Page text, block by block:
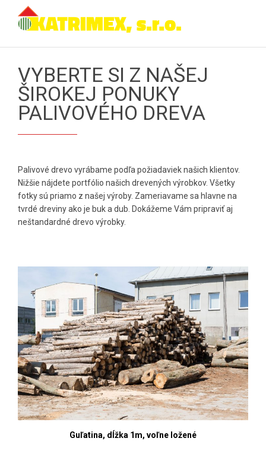
VYBERTE SI Z NAŠEJ
ŠIROKEJ PONUKY
PALIVOVÉHO DREVA
Palivové drevo vyrábame podľa požiadaviek našich klientov.
Nižšie nájdete portfólio našich drevených výrobkov. Všetky
fotky sú priamo z našej výroby. Zameriavame sa hlavne na
tvrdé dreviny ako je buk a dub. Dokážeme Vám pripraviť aj
neštandardné drevo výrobky.
Guľatina, dĺžka 1m, voľne ložené